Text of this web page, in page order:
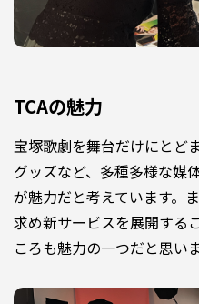
TCAの魅力
宝塚歌劇を舞台だけにとど
グッズなど、多種多様な媒
が魅力だと考えています。
求め新サービスを展開する
ころも魅力の一つだと思いま